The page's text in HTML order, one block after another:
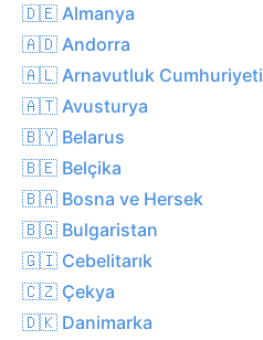
🇩🇪 Almanya
🇦🇩 Andorra
🇦🇱 Arnavutluk Cumhuriyeti
🇦🇹 Avusturya
🇧🇾 Belarus
🇧🇪 Belçika
🇧🇦 Bosna ve Hersek
🇧🇬 Bulgaristan
🇬🇮 Cebelitarık
🇨🇿 Çekya
🇩🇰 Danimarka